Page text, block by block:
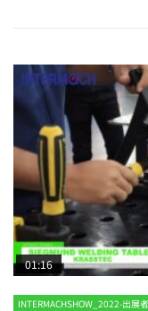
01:16
INTERMACHSHOW_2022-出展者